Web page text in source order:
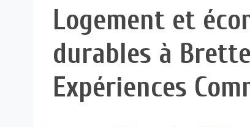
Logement et
durables à
Expériences